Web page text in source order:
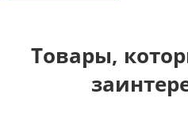
Товары,